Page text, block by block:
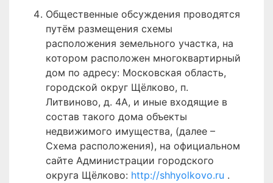
Общественные обсуждения проводятся
путём размещения схемы
расположения земельного участка, на
котором расположен многоквартирный
дом по адресу: Московская область,
городской округ Щёлково, п.
Литвиново, д. 4А, и иные входящие в
состав такого дома объекты
недвижимого имущества, (далее –
Схема расположения), на официальном
сайте Администрации городского
округа Щёлково: http://shhyolkovo.ru .